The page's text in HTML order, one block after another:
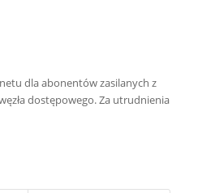
dla abonentów zasilanych z
dostępowego. Za utrudnienia